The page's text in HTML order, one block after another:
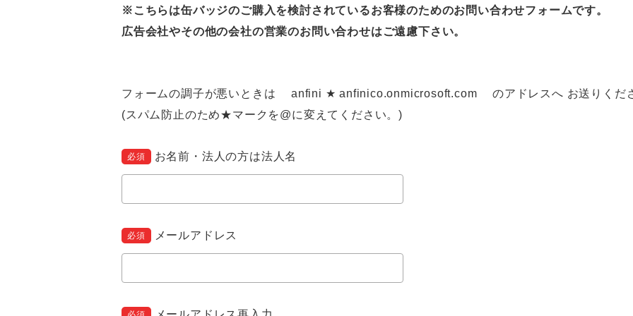
※こちらは缶バッジのご購入を検討されているお客様のためのお問い合わせフォームです。
広告会社やその他の会社の営業のお問い合わせはご遠慮下さい。
フォームの調子が悪いときは anfini ★ anfinico.onmicrosoft.com のアドレスへ お送りくだ
(スパム防止のため★マークを@に変えてください。)
必須 お名前・法人の方は法人名
必須 メールアドレス